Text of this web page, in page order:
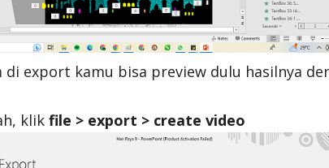
di export kamu bisa preview dulu hasilnya
klik file > export > create video